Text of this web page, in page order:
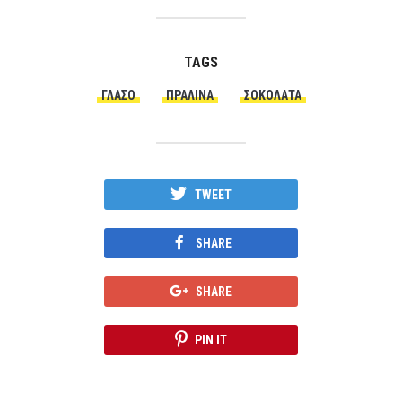
TAGS
ΓΛΆΣΟ ΠΡΑΛΊΝΑ ΣΟΚΟΛΆΤΑ
TWEET
SHARE
SHARE
PIN IT